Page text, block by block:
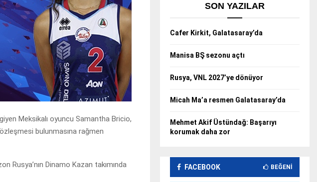
Meksikalı oyuncu Samantha Bricio,
bulunmasına rağmen
Rusya’nın Dinamo Kazan takımında
SON YAZILAR
Cafer Kirkit, Galatasaray’da
Manisa BŞ sezonu açtı
Rusya, VNL 2027’ye dönüyor
Micah Ma’a resmen Galatasaray’da
Mehmet Akif Üstündağ: Başarıyı
korumak daha zor
FACEBOOK BEĞENI